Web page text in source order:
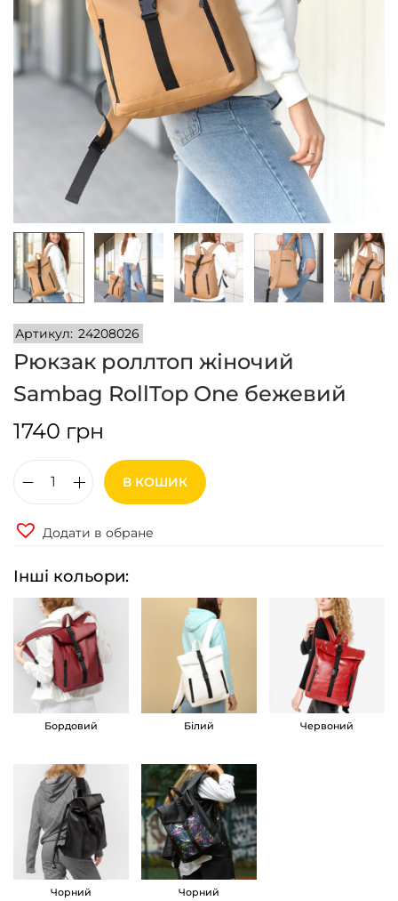
Артикул: 24208026
Рюкзак роллтоп жіночий
Sambag RollTop One бежевий
1740 грн
к
к
р
о
л
л
о
п
ж
і
н
о
В КОШИК
Додати в обране
Інші кольори:
Бордовий Білий Червоний
Чорний Чорний